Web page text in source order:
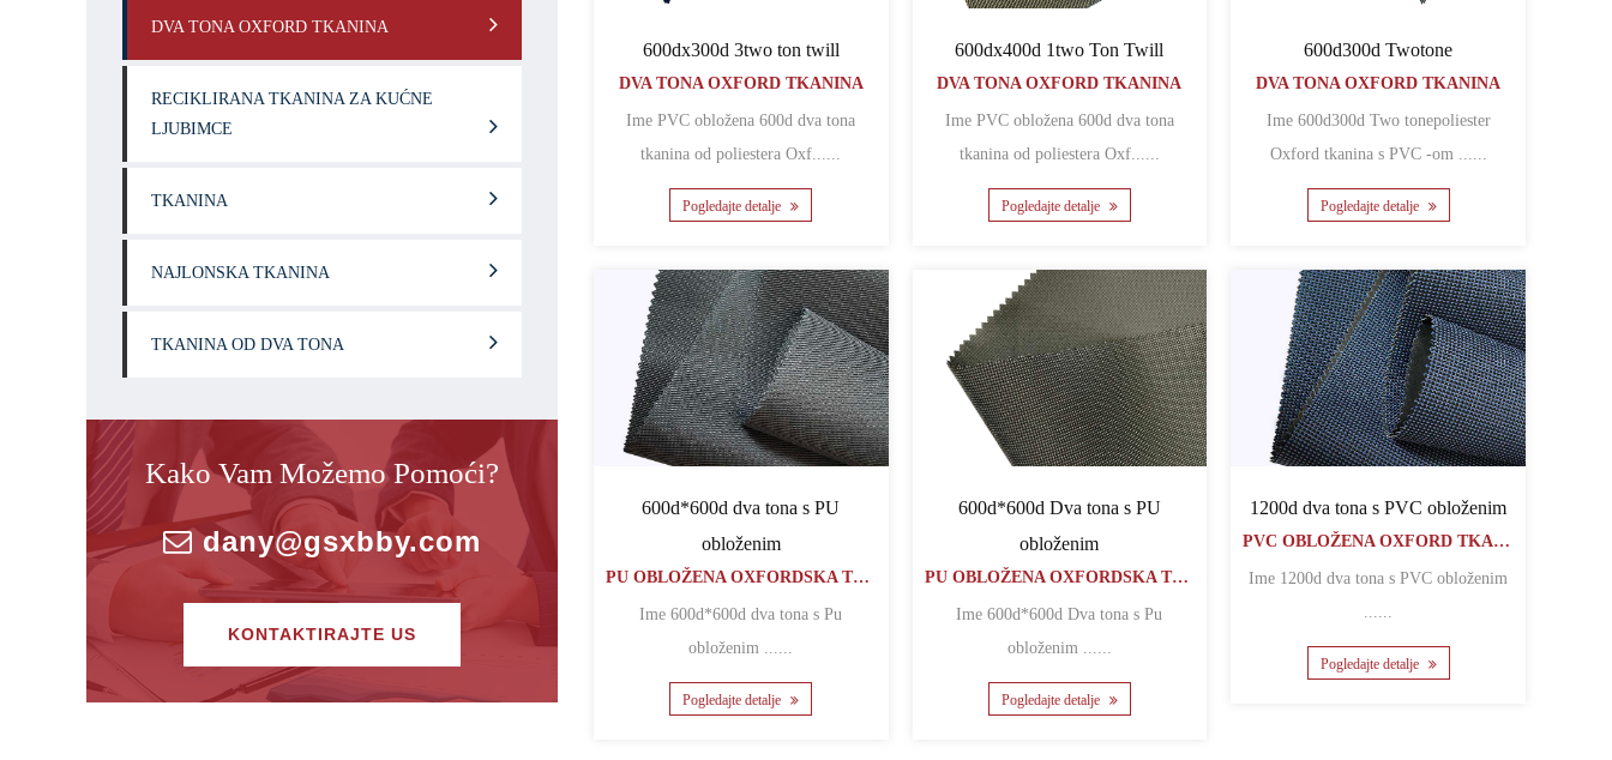
DVA TONA OXFORD TKANINA
RECIKLIRANA TKANINA ZA KUĆNE
LJUBIMCE
TKANINA
NAJLONSKA TKANINA
TKANINA OD DVA TONA
Kako Vam Možemo Pomoći?
dany@gsxbby.com
KONTAKTIRAJTE US
600dx300d 3two ton twill
DVA TONA OXFORD TKANINA
Ime PVC obložena 600d dva tona
tkanina od poliestera Oxf......
Pogledajte detalje
600dx400d 1two Ton Twill
DVA TONA OXFORD TKANINA
Ime PVC obložena 600d dva tona
tkanina od poliestera Oxf......
Pogledajte detalje
600d300d Twotone
DVA TONA OXFORD TKANINA
Ime 600d300d Two tonepoliester
Oxford tkanina s PVC -om ......
Pogledajte detalje
600d*600d dva tona s PU
obloženim
PU OBLOŽENA OXFORDSKA TKANINA
Ime 600d*600d dva tona s Pu
Pogledajte detalje
600d*600d Dva tona s PU
obloženim
PU OBLOŽENA OXFORDSKA TKANINA
Ime 600d*600d Dva tona s Pu
Pogledajte detalje
1200d dva tona s PVC obloženim
PVC OBLOŽENA OXFORD TKANINA
Ime 1200d dva tona s PVC obloženim
Pogledajte detalje